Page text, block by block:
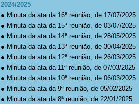
2024/2025
● Minuta da ata da 16ª reunião, de 17/07/2025
● Minuta da ata da 15ª reunião, de 03/07/2025
● Minuta da ata da 14ª reunião, de 28/05/2025
● Minuta da ata da 13ª reunião, de 30/04/2025
● Minuta da ata da 12ª reunião, de 26/03/2025
● Minuta da ata da 11ª reunião, de 07/03/2025
● Minuta da ata da 10ª reunião, de 06/03/2025
● Minuta da ata da 9ª reunião, de 05/02/2025
● Minuta da ata da 8ª reunião, de 22/01/2025